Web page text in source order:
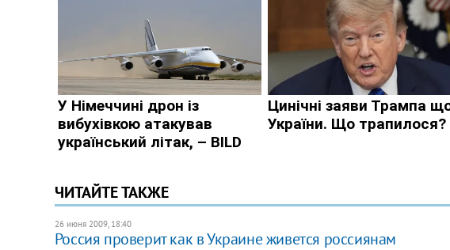
ЧИТАЙТЕ ТАКЖЕ
26 июня 2009, 18:40
Россия проверит как в Украине живется россиянам